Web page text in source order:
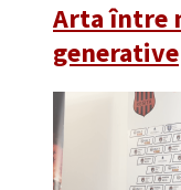
Arta între
generative